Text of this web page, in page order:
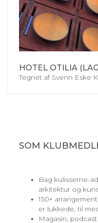
HOTEL OTILIA
Tegnet af Svenn Eske
SOM
Bag kulisserne-
arkitektur og
150+
er lukkede, til
Magasin,